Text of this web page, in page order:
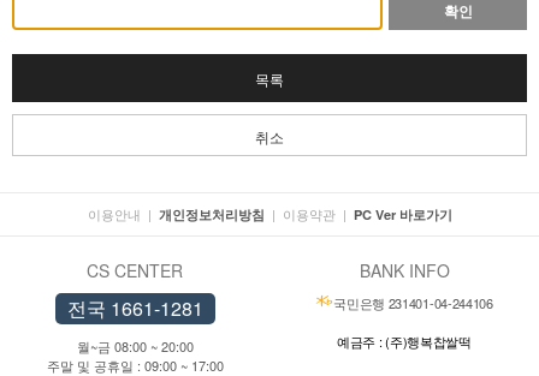
확인
목록
취소
이용안내 | 개인정보처리방침 | 이용약관 | PC Ver 바로가기
CS CENTER
전국 1661-1281
월~금 08:00 ~ 20:00
주말 및 공휴일 : 09:00 ~ 17:00
BANK INFO
국민은행 231401-04-244106
예금주 : (주)행복찹쌀떡